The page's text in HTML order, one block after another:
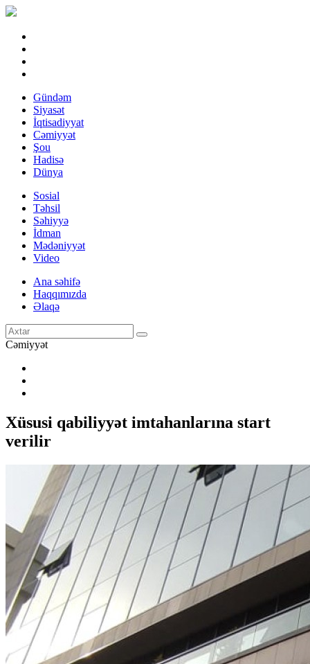
Gündəm
Siyasət
İqtisadiyyat
Cəmiyyət
Şou
Hadisə
Dünya
Sosial
Təhsil
Səhiyyə
İdman
Mədəniyyət
Video
Ana səhifə
Haqqımızda
Əlaqə
Cəmiyyət
Xüsusi qabiliyyət imtahanlarına start
verilir